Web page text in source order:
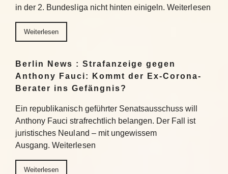
in der 2. Bundesliga nicht hinten einigeln. Weiterlesen
Weiterlesen
Berlin News : Strafanzeige gegen
Anthony Fauci: Kommt der Ex-Corona-
Berater ins Gefängnis?
Ein republikanisch geführter Senatsausschuss will
Anthony Fauci strafrechtlich belangen. Der Fall ist
juristisches Neuland – mit ungewissem
Ausgang. Weiterlesen
Weiterlesen